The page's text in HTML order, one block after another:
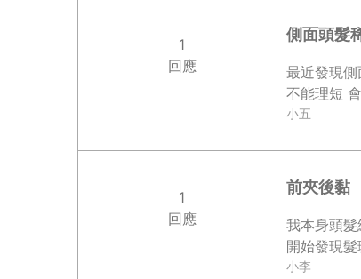
1
回應
側面頭髮
最近發現
不能理短
小五
1
回應
前夾後黏
我本身頭
開始發現
小李